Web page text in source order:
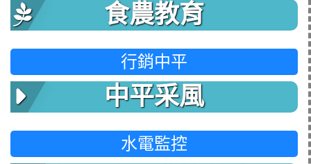
食農教育
行銷中平
中平采風
水電監控